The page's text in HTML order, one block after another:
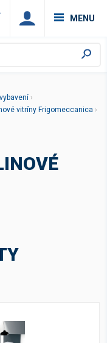
MENU
›
vitríny Frigomeccanica ›